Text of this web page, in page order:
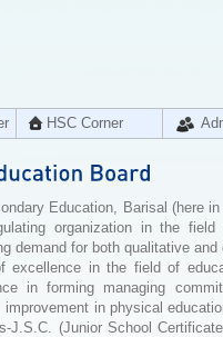
HSC Corner
Education, Barisal (here
organization in the
demand for both qualitative
in the field of
in forming managing
in physical
J.S.C. (Junior School